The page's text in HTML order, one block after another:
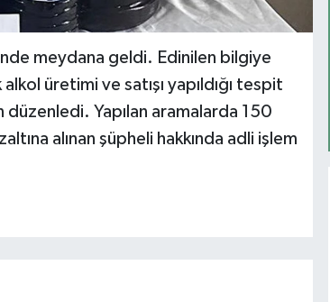
meydana geldi. Edinilen bilgiye
üretimi ve satışı yapıldığı tespit
Yapılan aramalarda 150
alınan şüpheli hakkında adli işlem